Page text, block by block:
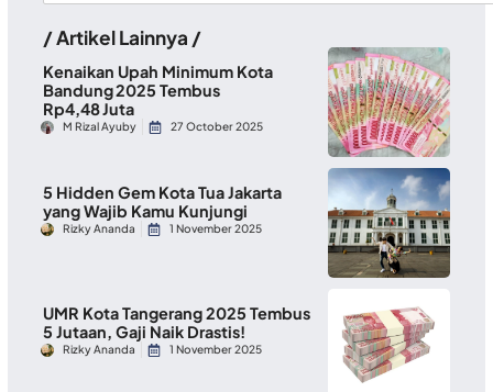
/ Artikel Lainnya /
Kenaikan Upah Minimum Kota
Bandung 2025 Tembus
Rp4,48 Juta
M Rizal Ayuby 27 October 2025
5 Hidden Gem Kota Tua Jakarta
yang Wajib Kamu Kunjungi
Rizky Ananda 1 November 2025
UMR Kota Tangerang 2025 Tembus
5 Jutaan, Gaji Naik Drastis!
Rizky Ananda 1 November 2025